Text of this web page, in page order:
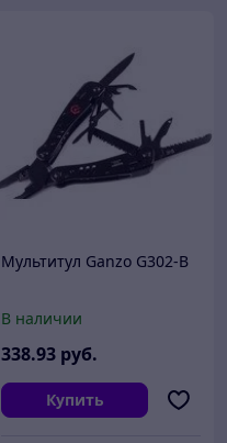
Мультитул Ganzo G302-B
В наличии
338.93 руб.
Купить